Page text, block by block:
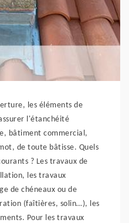
les éléments de
l'étanchéité
bâtiment commercial,
de toute bâtisse. Quels
? Les travaux de
les travaux
de chéneaux ou de
(faîtières, solin…), les
Pour les travaux